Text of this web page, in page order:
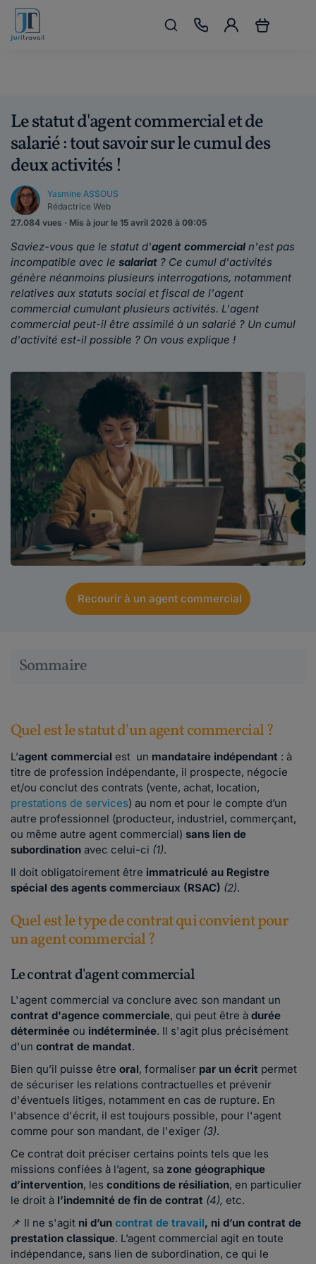
Le statut d'agent commercial et de
salarié : tout savoir sur le cumul des
deux activités !
Yasmine ASSOUS
Rédactrice Web
27.084 vues · Mis à jour le 15 avril 2026 à 09:05
Saviez-vous que le statut d'agent commercial n'est pas
incompatible avec le salariat ? Ce cumul d'activités
génère néanmoins plusieurs interrogations, notamment
relatives aux statuts social et fiscal de l'agent
commercial cumulant plusieurs activités. L'agent
commercial peut-il être assimilé à un salarié ? Un cumul
d'activité est-il possible ? On vous explique !
Recourir à un agent commercial
Sommaire
Quel est le statut d'un agent commercial ?
L’agent commercial est un mandataire indépendant : à
titre de profession indépendante, il prospecte, négocie
et/ou conclut des contrats (vente, achat, location,
prestations de services) au nom et pour le compte d’un
autre professionnel (producteur, industriel, commerçant,
ou même autre agent commercial) sans lien de
subordination avec celui-ci (1).
Il doit obligatoirement être immatriculé au Registre
spécial des agents commerciaux (RSAC) (2).
Quel est le type de contrat qui convient pour
un agent commercial ?
Le contrat d'agent commercial
L'agent commercial va conclure avec son mandant un
contrat d'agence commerciale, qui peut être à durée
déterminée ou indéterminée. Il s'agit plus précisément
d'un contrat de mandat.
Bien qu’il puisse être oral, formaliser par un écrit permet
de sécuriser les relations contractuelles et prévenir
d'éventuels litiges, notamment en cas de rupture. En
l'absence d'écrit, il est toujours possible, pour l'agent
comme pour son mandant, de l'exiger (3).
Ce contrat doit préciser certains points tels que les
missions confiées à l’agent, sa zone géographique
d’intervention, les conditions de résiliation, en particulier
le droit à l’indemnité de fin de contrat (4), etc.
📌 Il ne s'agit ni d’un contrat de travail, ni d’un contrat de
prestation classique. L’agent commercial agit en toute
indépendance, sans lien de subordination, ce qui le